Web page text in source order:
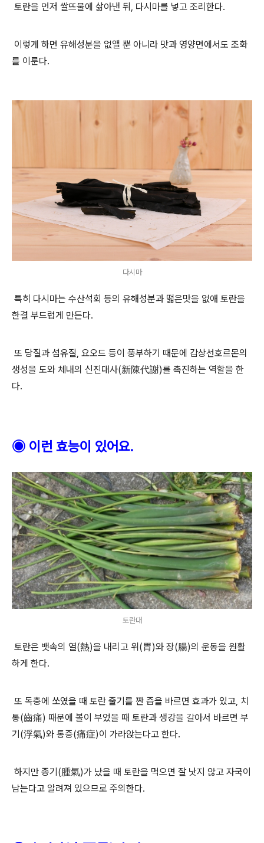
토란을 먼저 쌀뜨물에 삶아낸 뒤 , 다시마를 넣고 조리한다.
이렇게 하면 유해성분을 없앨 뿐 아니라 맛과 영양면에서도 조화
를 이룬다.
다시마
특히 다시마는 수산석회 등의 유해성분과 떫은맛을 없애 토란을
한결 부드럽게 만든다.
또 당질과 섬유질, 요오드 등이 풍부하기 때문에 갑상선호르몬의
생성을 도와 체내의 신진대사(新陳代謝)를 촉진하는 역할을 한
다.
◉ 이런 효능이 있어요.
토란대
토란은 뱃속의 열(熱)을 내리고 위 (胃)와 장(腸)의 운동을 원활
하게 한다.
또 독충에 쏘였을 때 토란 줄기를 짠 즙을 바르면 효과가 있고, 치
통(齒痛) 때문에 볼이 부었을 때 토란과 생강을 갈아서 바르면 부
기 (浮氣)와 통증(痛症)이 가라앉는다고 한다.
하지만 종기 (腫氣)가 났을 때 토란을 먹으면 잘 낫지 않고 자국이
남는다고 알려져 있으므로 주의한다.